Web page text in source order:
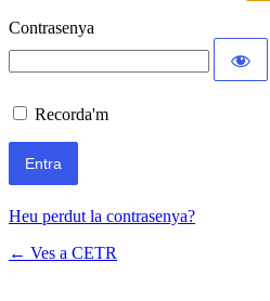
Contrasenya
Recorda'm
Heu perdut la contrasenya?
← Ves a CETR